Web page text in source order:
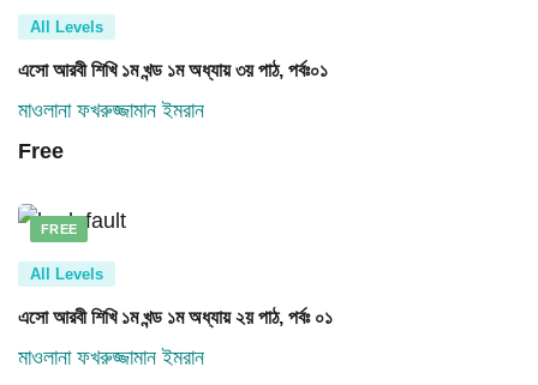
All Levels
এসো আরবী শিখি ১ম খন্ড ১ম অধ্যায় ৩য় পাঠ, পর্বঃ০১
মাওলানা ফখরুজ্জামান ইমরান
Free
FREE
All Levels
এসো আরবী শিখি ১ম খন্ড ১ম অধ্যায় ২য় পাঠ, পর্বঃ ০১
মাওলানা ফখরুজ্জামান ইমরান